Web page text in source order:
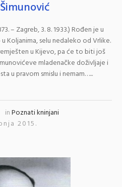
– Zagreb, 3. 8. 1933.) Rođen je u
Koljanima, selu nedaleko od Vrlike.
u Kijevo, pa će to biti još
mladenačke doživljaje i
u pravom smislu i nemam…...
inPoznati kninjani
2015.